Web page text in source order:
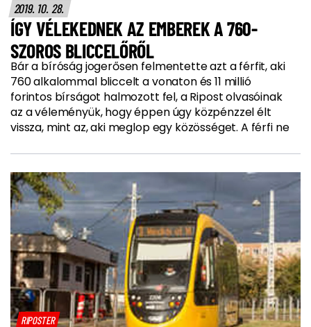
2019. 10. 28.
ÍGY VÉLEKEDNEK AZ EMBEREK A 760-
SZOROS BLICCELŐRŐL
Bár a bíróság jogerősen felmentette azt a férfit, aki
760 alkalommal bliccelt a vonaton és 11 millió
forintos bírságot halmozott fel, a Ripost olvasóinak
az a véleményük, hogy éppen úgy közpénzzel élt
vissza, mint az, aki meglop egy közösséget. A férfi ne
RIPOSTER